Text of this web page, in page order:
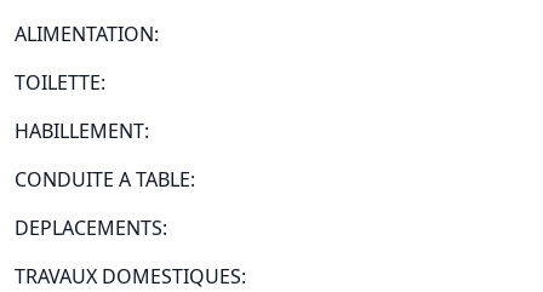
ALIMENTATION:
TOILETTE:
HABILLEMENT:
CONDUITE A TABLE:
DEPLACEMENTS:
TRAVAUX DOMESTIQUES: